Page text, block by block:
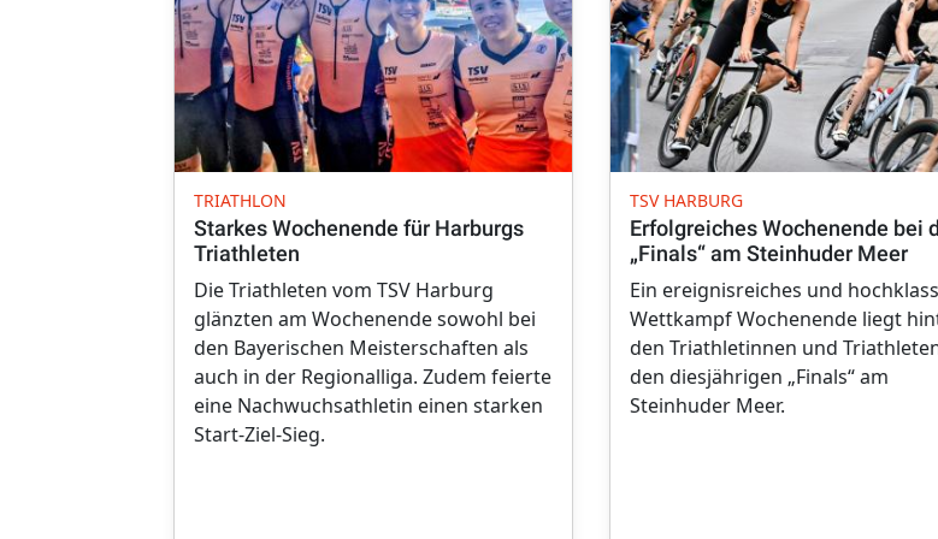
TRIATHLON
Starkes Wochenende für Harburgs
Triathleten
Die Triathleten vom TSV Harburg
glänzten am Wochenende sowohl bei
den Bayerischen Meisterschaften als
auch in der Regionalliga. Zudem feierte
eine Nachwuchsathletin einen starken
Start-Ziel-Sieg.
TSV HARBURG
Erfolgreiches Wochenende bei
„Finals“ am Steinhuder Meer
Ein ereignisreiches und
Wettkampf Wochenende liegt
den Triathletinnen und
den diesjährigen „Finals“ am
Steinhuder Meer.